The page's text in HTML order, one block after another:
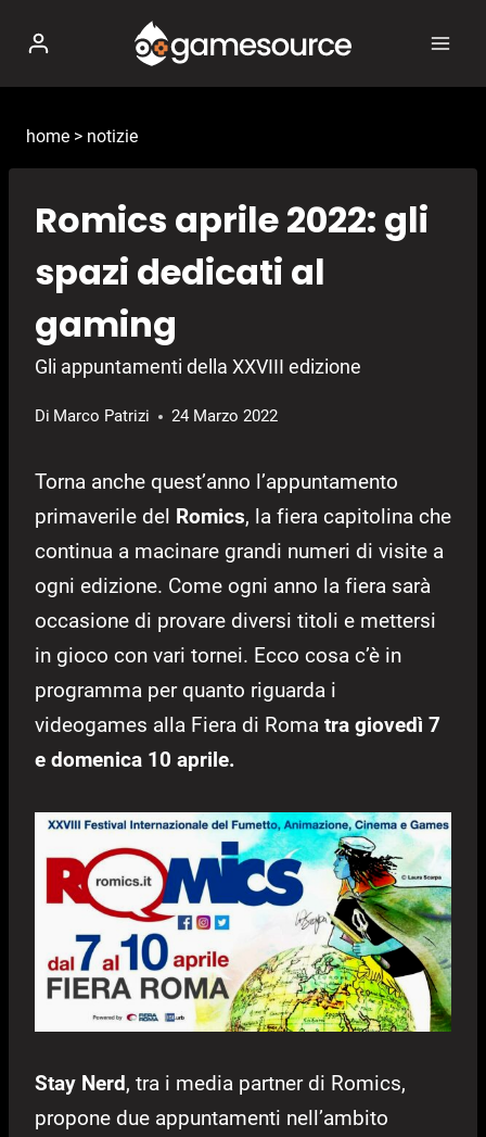
contenuto
home > notizie
Romics aprile 2022: gli
spazi dedicati al
gaming
Gli appuntamenti della XXVIII edizione
Di Marco Patrizi 24 Marzo 2022
Torna anche quest’anno l’appuntamento
primaverile del Romics, la fiera capitolina che
continua a macinare grandi numeri di visite a
ogni edizione. Come ogni anno la fiera sarà
occasione di provare diversi titoli e mettersi
in gioco con vari tornei. Ecco cosa c’è in
programma per quanto riguarda i
videogames alla Fiera di Roma tra giovedì 7
e domenica 10 aprile.
Stay Nerd, tra i media partner di Romics,
propone due appuntamenti nell’ambito